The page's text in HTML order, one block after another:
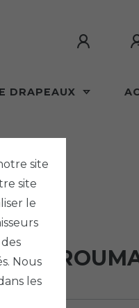
DRAPEAUX
site
site
le
Nous
les